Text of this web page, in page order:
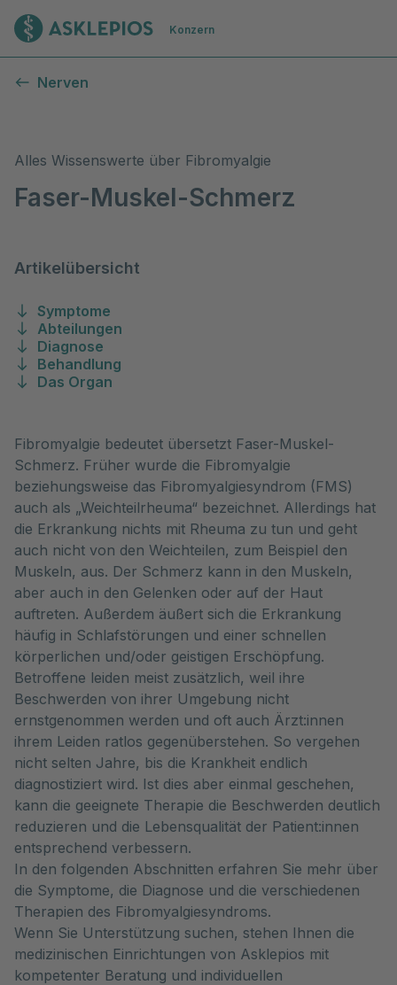
Zur Startseite
Konzern
Nerven
Alles Wissenswerte über Fibromyalgie
Faser-Muskel-Schmerz
Artikelübersicht
Symptome
Abteilungen
Diagnose
Behandlung
Das Organ
Fibromyalgie bedeutet übersetzt Faser-Muskel-
Schmerz. Früher wurde die Fibromyalgie
beziehungsweise das Fibromyalgiesyndrom (FMS)
auch als „Weichteilrheuma“ bezeichnet. Allerdings hat
die Erkrankung nichts mit Rheuma zu tun und geht
auch nicht von den Weichteilen, zum Beispiel den
Muskeln, aus. Der Schmerz kann in den Muskeln,
aber auch in den Gelenken oder auf der Haut
auftreten. Außerdem äußert sich die Erkrankung
häufig in Schlafstörungen und einer schnellen
körperlichen und/oder geistigen Erschöpfung.
Betroffene leiden meist zusätzlich, weil ihre
Beschwerden von ihrer Umgebung nicht
ernstgenommen werden und oft auch Ärzt:innen
ihrem Leiden ratlos gegenüberstehen. So vergehen
nicht selten Jahre, bis die Krankheit endlich
diagnostiziert wird. Ist dies aber einmal geschehen,
kann die geeignete Therapie die Beschwerden deutlich
reduzieren und die Lebensqualität der Patient:innen
entsprechend verbessern.
In den folgenden Abschnitten erfahren Sie mehr über
die Symptome, die Diagnose und die verschiedenen
Therapien des Fibromyalgiesyndroms.
Wenn Sie Unterstützung suchen, stehen Ihnen die
medizinischen Einrichtungen von Asklepios mit
kompetenter Beratung und individuellen